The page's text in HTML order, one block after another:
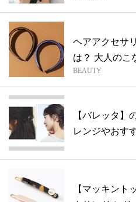
ヘアアクセサ
は？ 大人のこ
とめ
BEAUTY
【バレッタ】
レンジやおす
【マッキント